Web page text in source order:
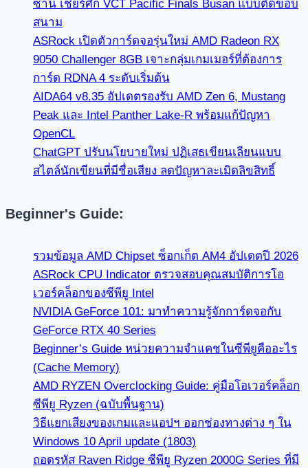
ซาน เชียร์ศึก VCT Pacific Finals Busan แบบติดขอบ
สนาม
ASRock เปิดตัวการ์ดจอรุ่นใหม่ AMD Radeon RX
9050 Challenger 8GB เจาะกลุ่มเกมเมอร์ที่ต้องการ
การ์ด RDNA 4 ระดับเริ่มต้น
AIDA64 v8.35 อัปเดตรองรับ AMD Zen 6, Mustang
Peak และ Intel Panther Lake-R พร้อมแก้ปัญหา
OpenCL
ChatGPT ปรับนโยบายใหม่ ปฏิเสธเขียนเลียนแบบ
สไตล์นักเขียนที่มีชื่อเสียง ลดปัญหาละเมิดลิขสิทธิ์
Beginner's Guide:
รวมข้อมูล AMD Chipset ซ็อกเก็ต AM4 อัปเดตปี 2026
ASRock CPU Indicator ตรวจสอบคุณสมบัติการโอ
เวอร์คล็อกของซีพียู Intel
NVIDIA GeForce 101: มาทำความรู้จักการ์ดจอกับ
GeForce RTX 40 Series
Beginner’s Guide หน่วยความจำแคชในซีพียูคืออะไร
(Cache Memory)
AMD RYZEN Overclocking Guide: คู่มือโอเวอร์คล็อก
ซีพียู Ryzen (ฉบับพื้นฐาน)
วิธีแยกเสียงของเกมและแอปฯ ออกช่องทางต่าง ๆ ใน
Windows 10 April update (1803)
ถอดรหัส Raven Ridge ซีพียู Ryzen 2000G Series ที่มี